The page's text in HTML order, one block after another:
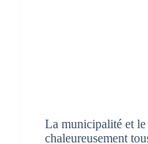
La municipalité et
chaleureusement